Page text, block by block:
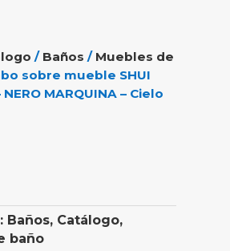
/ Baños / Muebles de
sobre mueble SHUI
NERO MARQUINA – Cielo
Baños, Catálogo,
baño